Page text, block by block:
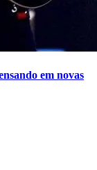
em novas